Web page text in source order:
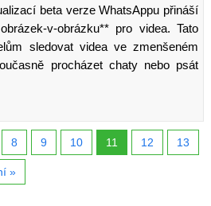
beta verze WhatsAppu přináší
v-obrázku** pro videa. Tato
sledovat videa ve zmenšeném
procházet chaty nebo psát
8 9 10 11 12 13
»